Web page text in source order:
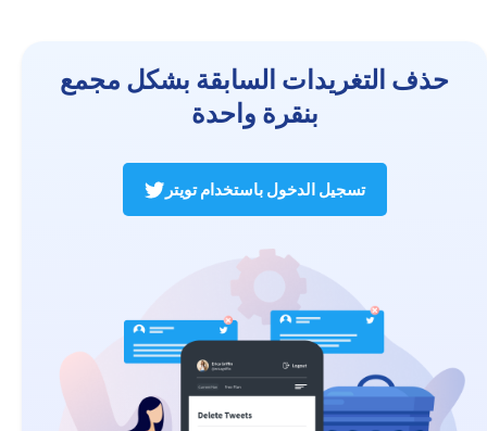
حذف التغريدات السابقة بشكل مجمع
بنقرة واحدة
تسجيل الدخول باستخدام تويتر